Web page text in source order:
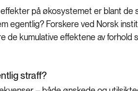
effekter på økosystemet er blant
egentlig? Forskere ved Norsk
de kumulative effektene av forhold
straff?